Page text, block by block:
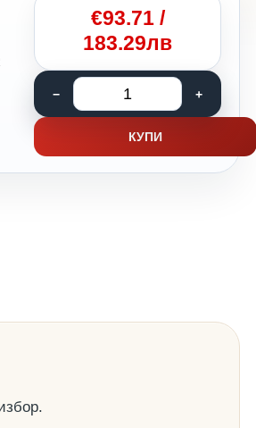
€93.71/
183.29лв
КУПИ